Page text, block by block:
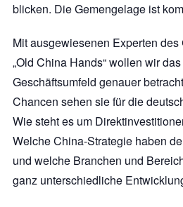
blicken. Die Gemengelage ist
Mit ausgewiesenen Experten
„Old China Hands“ wollen wir
Geschäftsumfeld genauer
Chancen sehen sie für die
Wie steht es um
Welche China-Strategie haben
und welche Branchen und
ganz unterschiedliche